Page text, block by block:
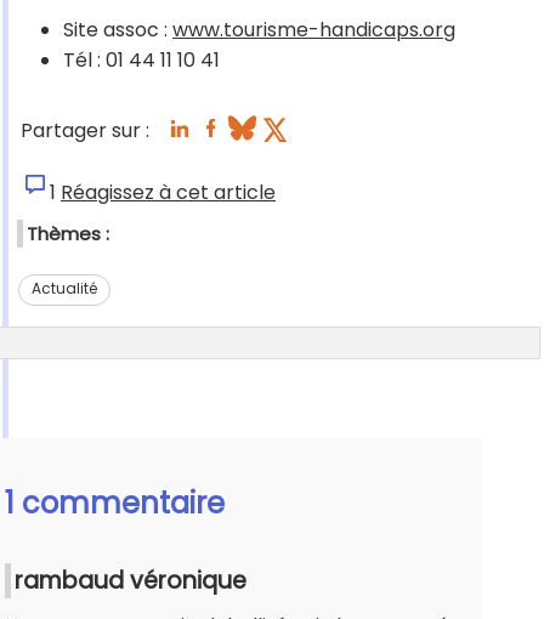
Site assoc : www.tourisme-handicaps.org
Tél : 01 44 11 10 41
Partager sur :
1 Réagissez à cet article
Thèmes :
Actualité
1 commentaire
rambaud véronique